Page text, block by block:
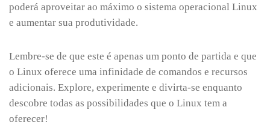
poderá aproveitar ao máximo o sistema operacional Linux
e aumentar sua produtividade.
Lembre-se de que este é apenas um ponto de partida e que
o Linux oferece uma infinidade de comandos e recursos
adicionais. Explore, experimente e divirta-se enquanto
descobre todas as possibilidades que o Linux tem a
oferecer!